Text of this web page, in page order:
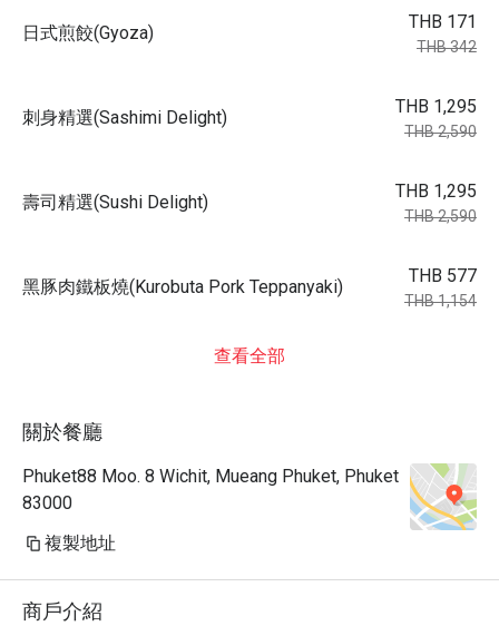
日式煎餃(Gyoza)
THB 171
THB 342
刺身精選(Sashimi Delight)
THB 1,295
THB 2,590
壽司精選(Sushi Delight)
THB 1,295
THB 2,590
黑豚肉鐵板燒(Kurobuta Pork Teppanyaki)
THB 577
THB 1,154
查看全部
關於餐廳
Phuket88 Moo. 8 Wichit, Mueang Phuket, Phuket
83000
複製地址
商戶介紹